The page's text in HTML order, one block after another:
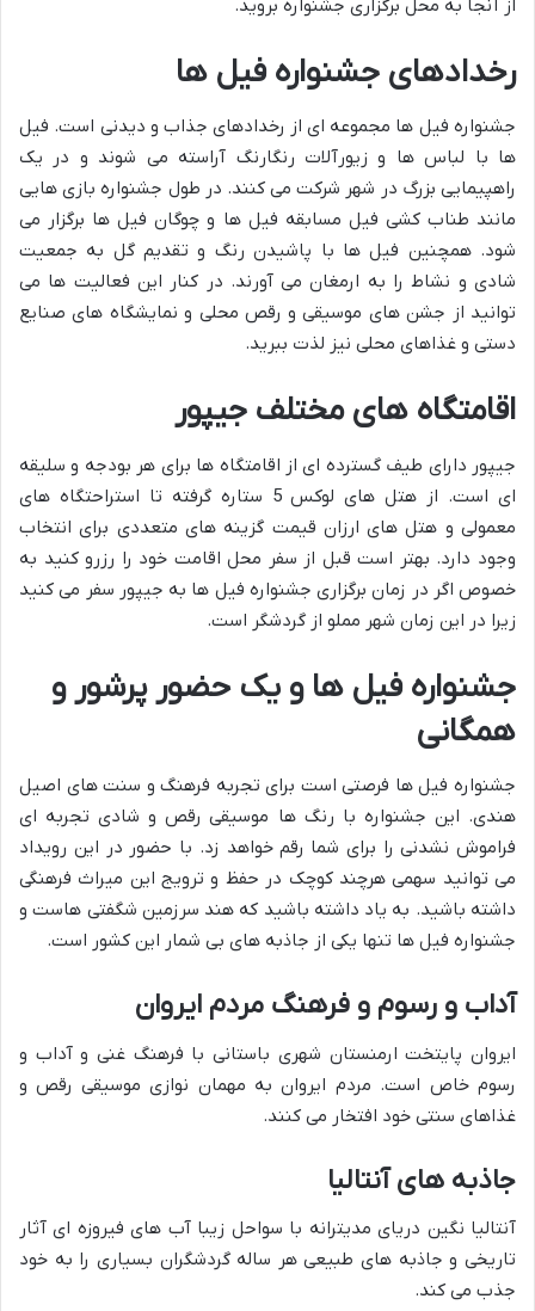
از آنجا به محل برگزاری جشنواره بروید.
رخدادهای جشنواره فیل ها
جشنواره فیل ها مجموعه ای از رخدادهای جذاب و دیدنی است. فیل
ها با لباس ها و زیورآلات رنگارنگ آراسته می شوند و در یک
راهپیمایی بزرگ در شهر شرکت می کنند. در طول جشنواره بازی هایی
مانند طناب کشی فیل مسابقه فیل ها و چوگان فیل ها برگزار می
شود. همچنین فیل ها با پاشیدن رنگ و تقدیم گل به جمعیت
شادی و نشاط را به ارمغان می آورند. در کنار این فعالیت ها می
توانید از جشن های موسیقی و رقص محلی و نمایشگاه های صنایع
دستی و غذاهای محلی نیز لذت ببرید.
اقامتگاه های مختلف جیپور
جیپور دارای طیف گسترده ای از اقامتگاه ها برای هر بودجه و سلیقه
ای است. از هتل های لوکس 5 ستاره گرفته تا استراحتگاه های
معمولی و هتل های ارزان قیمت گزینه های متعددی برای انتخاب
وجود دارد. بهتر است قبل از سفر محل اقامت خود را رزرو کنید به
خصوص اگر در زمان برگزاری جشنواره فیل ها به جیپور سفر می کنید
زیرا در این زمان شهر مملو از گردشگر است.
جشنواره فیل ها و یک حضور پرشور و
همگانی
جشنواره فیل ها فرصتی است برای تجربه فرهنگ و سنت های اصیل
هندی. این جشنواره با رنگ ها موسیقی رقص و شادی تجربه ای
فراموش نشدنی را برای شما رقم خواهد زد. با حضور در این رویداد
می توانید سهمی هرچند کوچک در حفظ و ترویج این میراث فرهنگی
داشته باشید. به یاد داشته باشید که هند سرزمین شگفتی هاست و
جشنواره فیل ها تنها یکی از جاذبه های بی شمار این کشور است.
آداب و رسوم و فرهنگ مردم ایروان
ایروان پایتخت ارمنستان شهری باستانی با فرهنگ غنی و آداب و
رسوم خاص است. مردم ایروان به مهمان نوازی موسیقی رقص و
غذاهای سنتی خود افتخار می کنند.
جاذبه های آنتالیا
آنتالیا نگین دریای مدیترانه با سواحل زیبا آب های فیروزه ای آثار
تاریخی و جاذبه های طبیعی هر ساله گردشگران بسیاری را به خود
جذب می کند.